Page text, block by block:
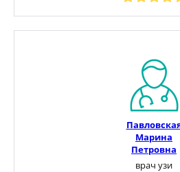
Марина
Петровна
врач узи